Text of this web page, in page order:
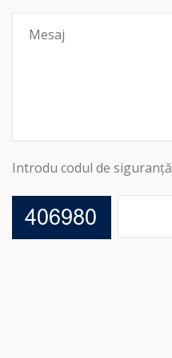
Introdu codul de siguranță